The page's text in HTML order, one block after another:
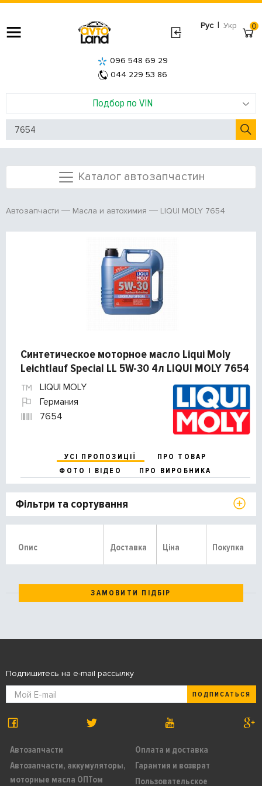
Рус | Укр
Подбор по VIN
096 548 69 29
044 229 53 86
0
Каталог автозапчастин
Автозапчасти Масла и автохимия LIQUI MOLY 7654
Синтетическое моторное масло Liqui Moly
Leichtlauf Special LL 5W-30 4л LIQUI MOLY 7654
LIQUI MOLY
Германия
7654
УСІ ПРОПОЗИЦІЇ
ПРО ТОВАР
ФОТО І ВІДЕО
ПРО ВИРОБНИКА
Фільтри та сортування
Опис Доставка Ціна Покупка
ЗАМОВИТИ ПІДБІР
Автозапчасти
Автозапчасти, аккумуляторы,
моторные масла ОПТом
Оплата и доставка
Гарантия и возврат
Пользовательское
Подпишитесь на e-mail рассылку
ПОДПИСАТЬСЯ